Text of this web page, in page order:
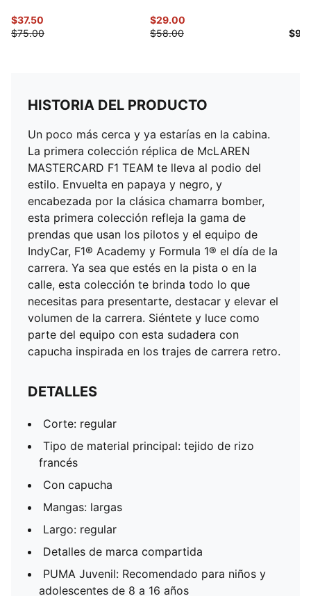
$37.50
$75.00
$29.00
$58.00
HISTORIA DEL PRODUCTO
Un poco más cerca y ya estarías en la cabina.
La primera colección réplica de McLAREN
MASTERCARD F1 TEAM te lleva al podio del
estilo. Envuelta en papaya y negro, y
encabezada por la clásica chamarra bomber,
esta primera colección refleja la gama de
prendas que usan los pilotos y el equipo de
IndyCar, F1® Academy y Formula 1® el día de la
carrera. Ya sea que estés en la pista o en la
calle, esta colección te brinda todo lo que
necesitas para presentarte, destacar y elevar el
volumen de la carrera. Siéntete y luce como
parte del equipo con esta sudadera con
capucha inspirada en los trajes de carrera retro.
DETALLES
Corte: regular
Tipo de material principal: tejido de rizo
francés
Con capucha
Mangas: largas
Largo: regular
Detalles de marca compartida
PUMA Juvenil: Recomendado para niños y
adolescentes de 8 a 16 años